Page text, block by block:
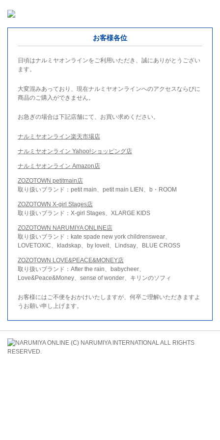
お客様各位
日頃はナルミヤオンラインをご利用いただき、誠にありがとうござい
ます。
大変混みあっており、現在ナルミヤオンラインへのアクセスならびに
商品のご購入ができません。
お急ぎの場合は下記店舗にて、お買い求めください。
ナルミヤオンライン楽天市場店
ナルミヤオンライン Yahoo!ショッピング店
ナルミヤオンライン Amazon店
ZOZOTOWN petitmain店
取り扱いブランド：petit main、petit main LIEN、b・ROOM
ZOZOTOWN X-girl Stages店
取り扱いブランド：X-girl Stages、XLARGE KIDS
ZOZOTOWN NARUMIYA ONLINE店
取り扱いブランド：kate spade new york childrenswear、
LOVETOXIC、kladskap、by loveit、Lindsay、BLUE CROSS
ZOZOTOWN LOVE&PEACE&MONEY店
取り扱いブランド：After the rain、babycheer、
Love&Peace&Money、sense of wonder、キリンのソフィ
お客様にはご不便をおかけいたしますが、何卒ご理解いただきますよ
うお願い申し上げます。